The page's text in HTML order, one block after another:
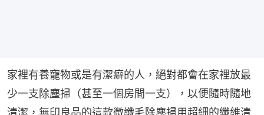
家裡有養寵物或是有潔癖的人，絕對都會在家裡放最
少一支除塵掃（甚至一個房間一支），以便隨時隨地
清潔，無印良品的這款微纖毛除塵掃用超細的纖維清